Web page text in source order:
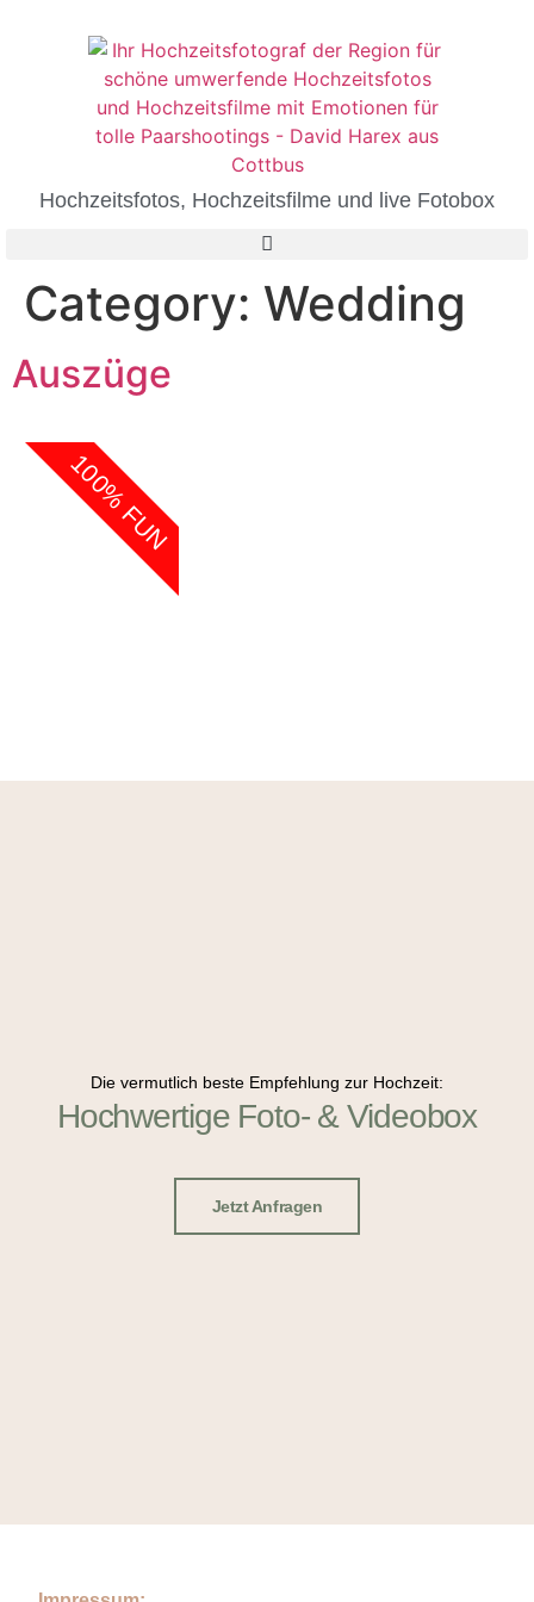
Hochzeitsfotos, Hochzeitsfilme und live Fotobox
Category: Wedding
Auszüge
Die vermutlich beste Empfehlung zur Hochzeit:
Hochwertige Foto- & Videobox
Jetzt Anfragen
100% FUN